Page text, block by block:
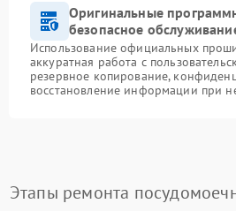
Оригинальные
безопасное
Использование официальных
аккуратная работа с
резервное копирование,
восстановление информации при
Этапы ремонта